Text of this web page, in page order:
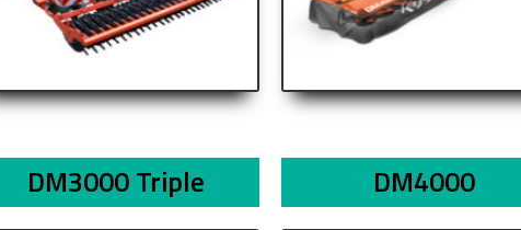
DM3000 Triple DM4000